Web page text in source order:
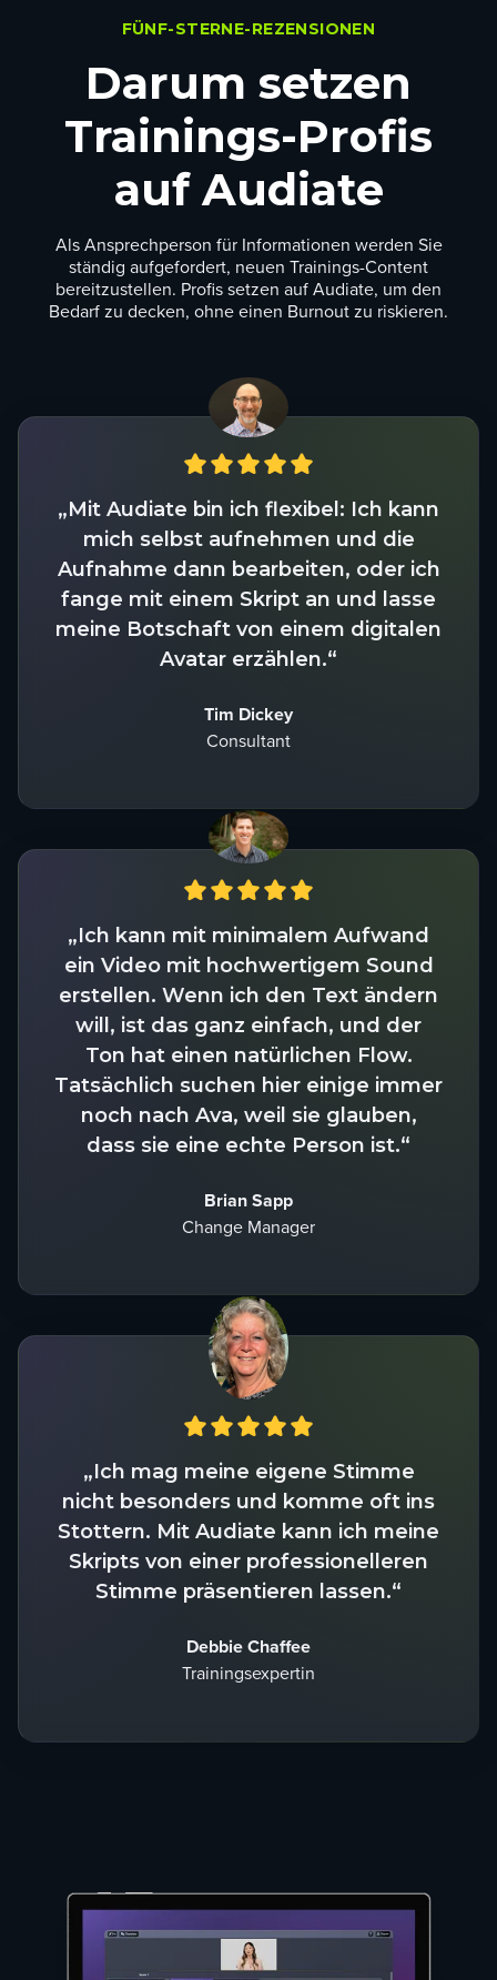
FÜNF-STERNE-REZENSIONEN
Darum setzen
Trainings-Profis
auf Audiate
Als Ansprechperson für Informationen werden Sie
ständig aufgefordert, neuen Trainings-Content
bereitzustellen. Profis setzen auf Audiate, um den
Bedarf zu decken, ohne einen Burnout zu riskieren.
„Mit Audiate bin ich flexibel: Ich kann
mich selbst aufnehmen und die
Aufnahme dann bearbeiten, oder ich
fange mit einem Skript an und lasse
meine Botschaft von einem digitalen
Avatar erzählen.“
Tim Dickey
Consultant
„Ich kann mit minimalem Aufwand
ein Video mit hochwertigem Sound
erstellen. Wenn ich den Text ändern
will, ist das ganz einfach, und der
Ton hat einen natürlichen Flow.
Tatsächlich suchen hier einige immer
noch nach Ava, weil sie glauben,
dass sie eine echte Person ist.“
Brian Sapp
Change Manager
„Ich mag meine eigene Stimme
nicht besonders und komme oft ins
Stottern. Mit Audiate kann ich meine
Skripts von einer professionelleren
Stimme präsentieren lassen.“
Debbie Chaffee
Trainingsexpertin